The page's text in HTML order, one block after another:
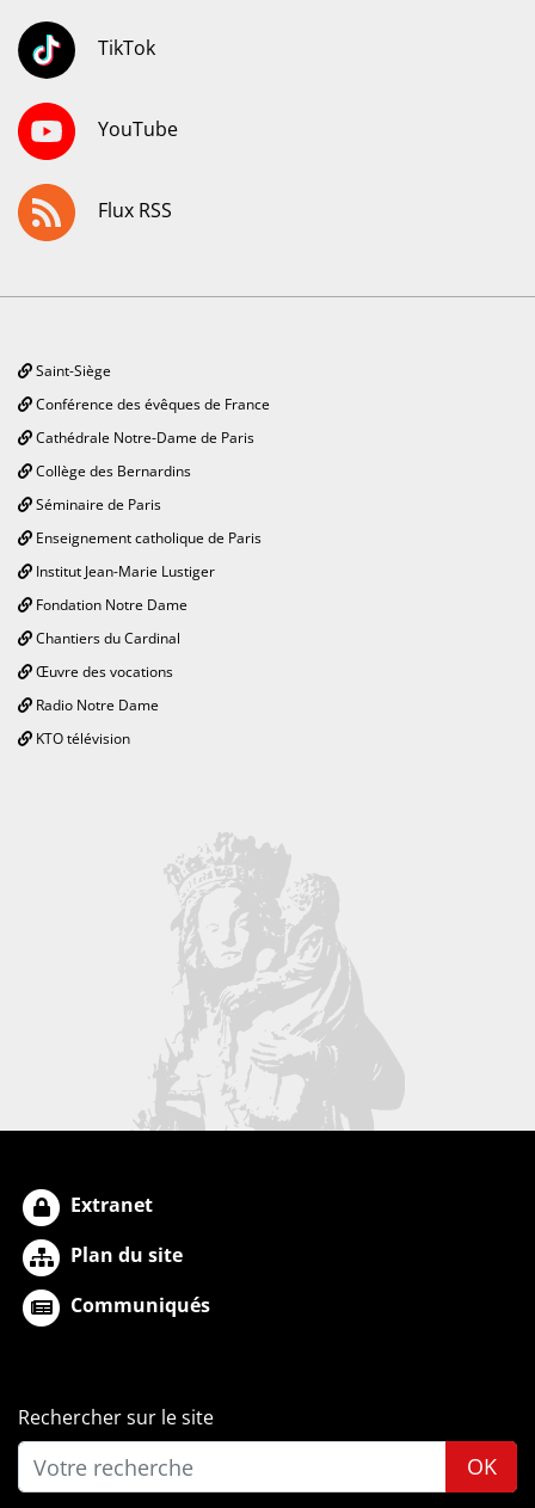
TikTok
YouTube
Flux RSS
Saint-Siège
Conférence des évêques de France
Cathédrale Notre-Dame de Paris
Collège des Bernardins
Séminaire de Paris
Enseignement catholique de Paris
Institut Jean-Marie Lustiger
Fondation Notre Dame
Chantiers du Cardinal
Œuvre des vocations
Radio Notre Dame
KTO télévision
Extranet
Plan du site
Communiqués
Rechercher sur le site
OK